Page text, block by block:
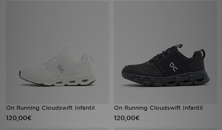
On Running Cloudswift Infantil
120,00€
On Running Cloudswift Infantil
120,00€
Ofertas
TARJETA REGALO